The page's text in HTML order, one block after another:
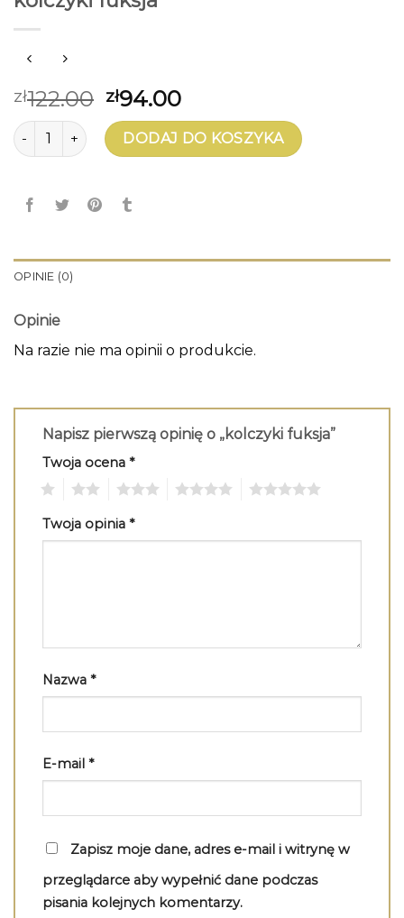
zł122.00 zł94.00
ilość kolczyki fuksjaDODAJ DO KOSZYKA
OPINIE (0)
Opinie
Na razie nie ma opinii o produkcie.
Napisz pierwszą opinię o „kolczyki fuksja”
Twoja ocena *
Twoja opinia *
Nazwa *
E-mail *
Zapisz moje dane, adres e-mail i witrynę w
przeglądarce aby wypełnić dane podczas
pisania kolejnych komentarzy.